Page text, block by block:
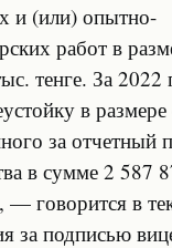
и (или) опытно-
работ в
тенге. За 2022
в
за отчетный
в сумме 2 587
— говорится в
за подписью